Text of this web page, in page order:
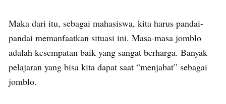
Maka dari itu, sebagai mahasiswa, kita harus pandai-
pandai memanfaatkan situasi ini. Masa-masa jomblo
adalah kesempatan baik yang sangat berharga. Banyak
pelajaran yang bisa kita dapat saat “menjabat” sebagai
jomblo.